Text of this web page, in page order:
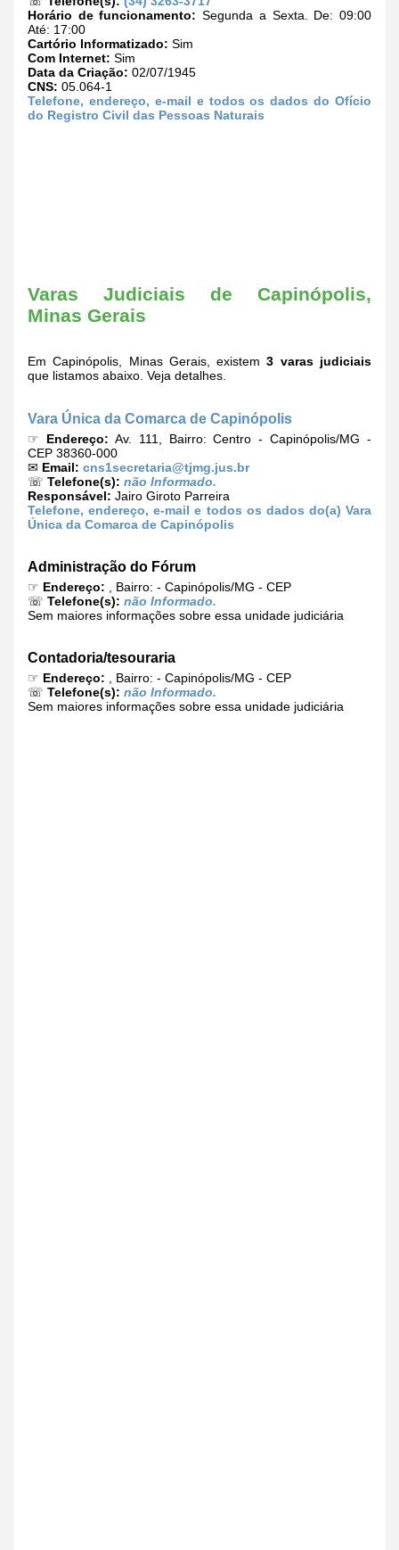
Horário de funcionamento: Segunda a Sexta. De: 09:00
Até: 17:00
Cartório Informatizado: Sim
Com Internet: Sim
Data da Criação: 02/07/1945
CNS: 05.064-1
Telefone, endereço, e-mail e todos os dados do Ofício
do Registro Civil das Pessoas Naturais
Varas Judiciais de Capinópolis,
Minas Gerais
Em Capinópolis, Minas Gerais, existem3 varas judiciais
que listamos abaixo. Veja detalhes.
Vara Única da Comarca de Capinópolis
☞ Endereço: Av. 111, Bairro: Centro - Capinópolis/MG -
CEP 38360-000
✉ Email: cns1secretaria@tjmg.jus.br
☏ Telefone(s): não Informado.
Responsável: Jairo Giroto Parreira
Telefone, endereço, e-mail e todos os dados do(a) Vara
Única da Comarca de Capinópolis
Administração do Fórum
☞ Endereço: , Bairro: - Capinópolis/MG - CEP
☏ Telefone(s): não Informado.
Sem maiores informações sobre essa unidade judiciária
Contadoria/tesouraria
☞ Endereço: , Bairro: - Capinópolis/MG - CEP
☏ Telefone(s): não Informado.
Sem maiores informações sobre essa unidade judiciária